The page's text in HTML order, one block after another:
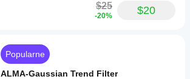
$25
-20% $20
Popularne
ALMA-Gaussian Trend Filter